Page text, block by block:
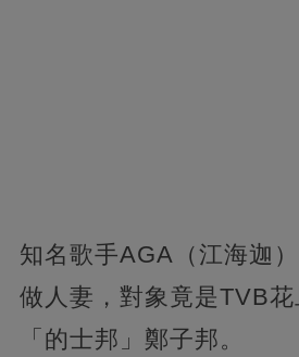
知名歌手AGA（江海迦
做人妻，對象竟是TVB
「的士邦」鄭子邦。